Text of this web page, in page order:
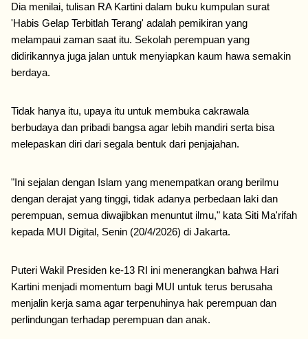
Dia menilai, tulisan RA Kartini dalam buku kumpulan surat
'Habis Gelap Terbitlah Terang' adalah pemikiran yang
melampaui zaman saat itu. Sekolah perempuan yang
didirikannya juga jalan untuk menyiapkan kaum hawa semakin
berdaya.
Tidak hanya itu, upaya itu untuk membuka cakrawala
berbudaya dan pribadi bangsa agar lebih mandiri serta bisa
melepaskan diri dari segala bentuk dari penjajahan.
"Ini sejalan dengan Islam yang menempatkan orang berilmu
dengan derajat yang tinggi, tidak adanya perbedaan laki dan
perempuan, semua diwajibkan menuntut ilmu," kata Siti Ma'rifah
kepada MUI Digital, Senin (20/4/2026) di Jakarta.
Puteri Wakil Presiden ke-13 RI ini menerangkan bahwa Hari
Kartini menjadi momentum bagi MUI untuk terus berusaha
menjalin kerja sama agar terpenuhinya hak perempuan dan
perlindungan terhadap perempuan dan anak.